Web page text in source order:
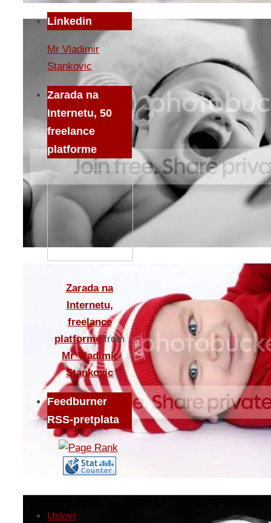
Linkedin
Mr Vladimir
Stankovic
Zarada na
Internetu, 50
freelance
platforme
Zarada na
Internetu,
freelance
platforme from
Mr Vladimir
Stankovic
Feedburner
RSS-pretplata
Uslovi